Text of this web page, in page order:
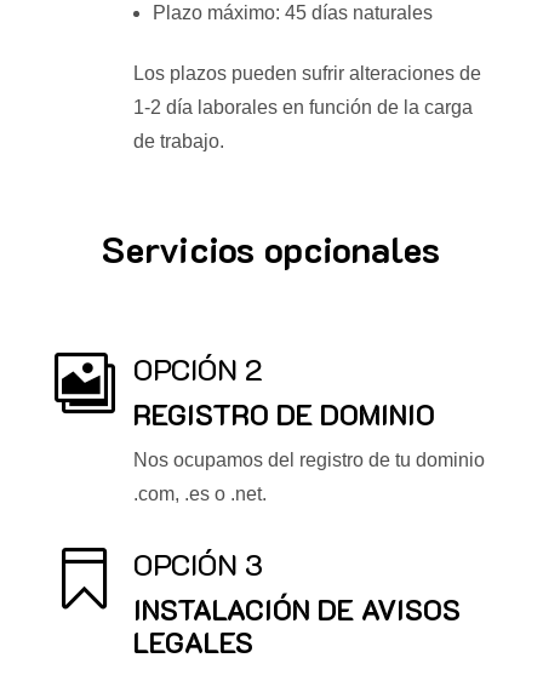
Plazo máximo: 45 días naturales
Los plazos pueden sufrir alteraciones de
1-2 día laborales en función de la carga
de trabajo.
Servicios opcionales
 OPCIÓN 2
REGISTRO DE DOMINIO
Nos ocupamos del registro de tu dominio
.com, .es o .net.
 OPCIÓN 3
INSTALACIÓN DE AVISOS
LEGALES